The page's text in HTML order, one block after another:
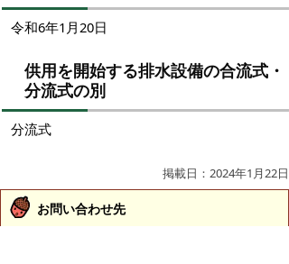
令和6年1月20日
供用を開始する排水設備の合流式・
分流式の別
分流式
掲載日：2024年1月22日
お問い合わせ先